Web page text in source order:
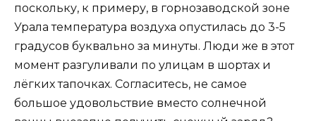
поскольку, к примеру, в горнозаводской зоне
Урала температура воздуха опустилась до 3-5
градусов буквально за минуты. Люди же в этот
момент разгуливали по улицам в шортах и
лёгких тапочках. Согласитесь, не самое
большое удовольствие вместо солнечной